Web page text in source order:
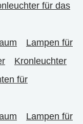
für das
Lampen für
Kronleuchter
für
Lampen für